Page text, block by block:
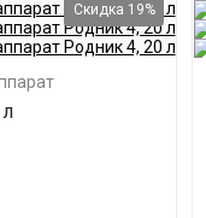
Скидка 19%